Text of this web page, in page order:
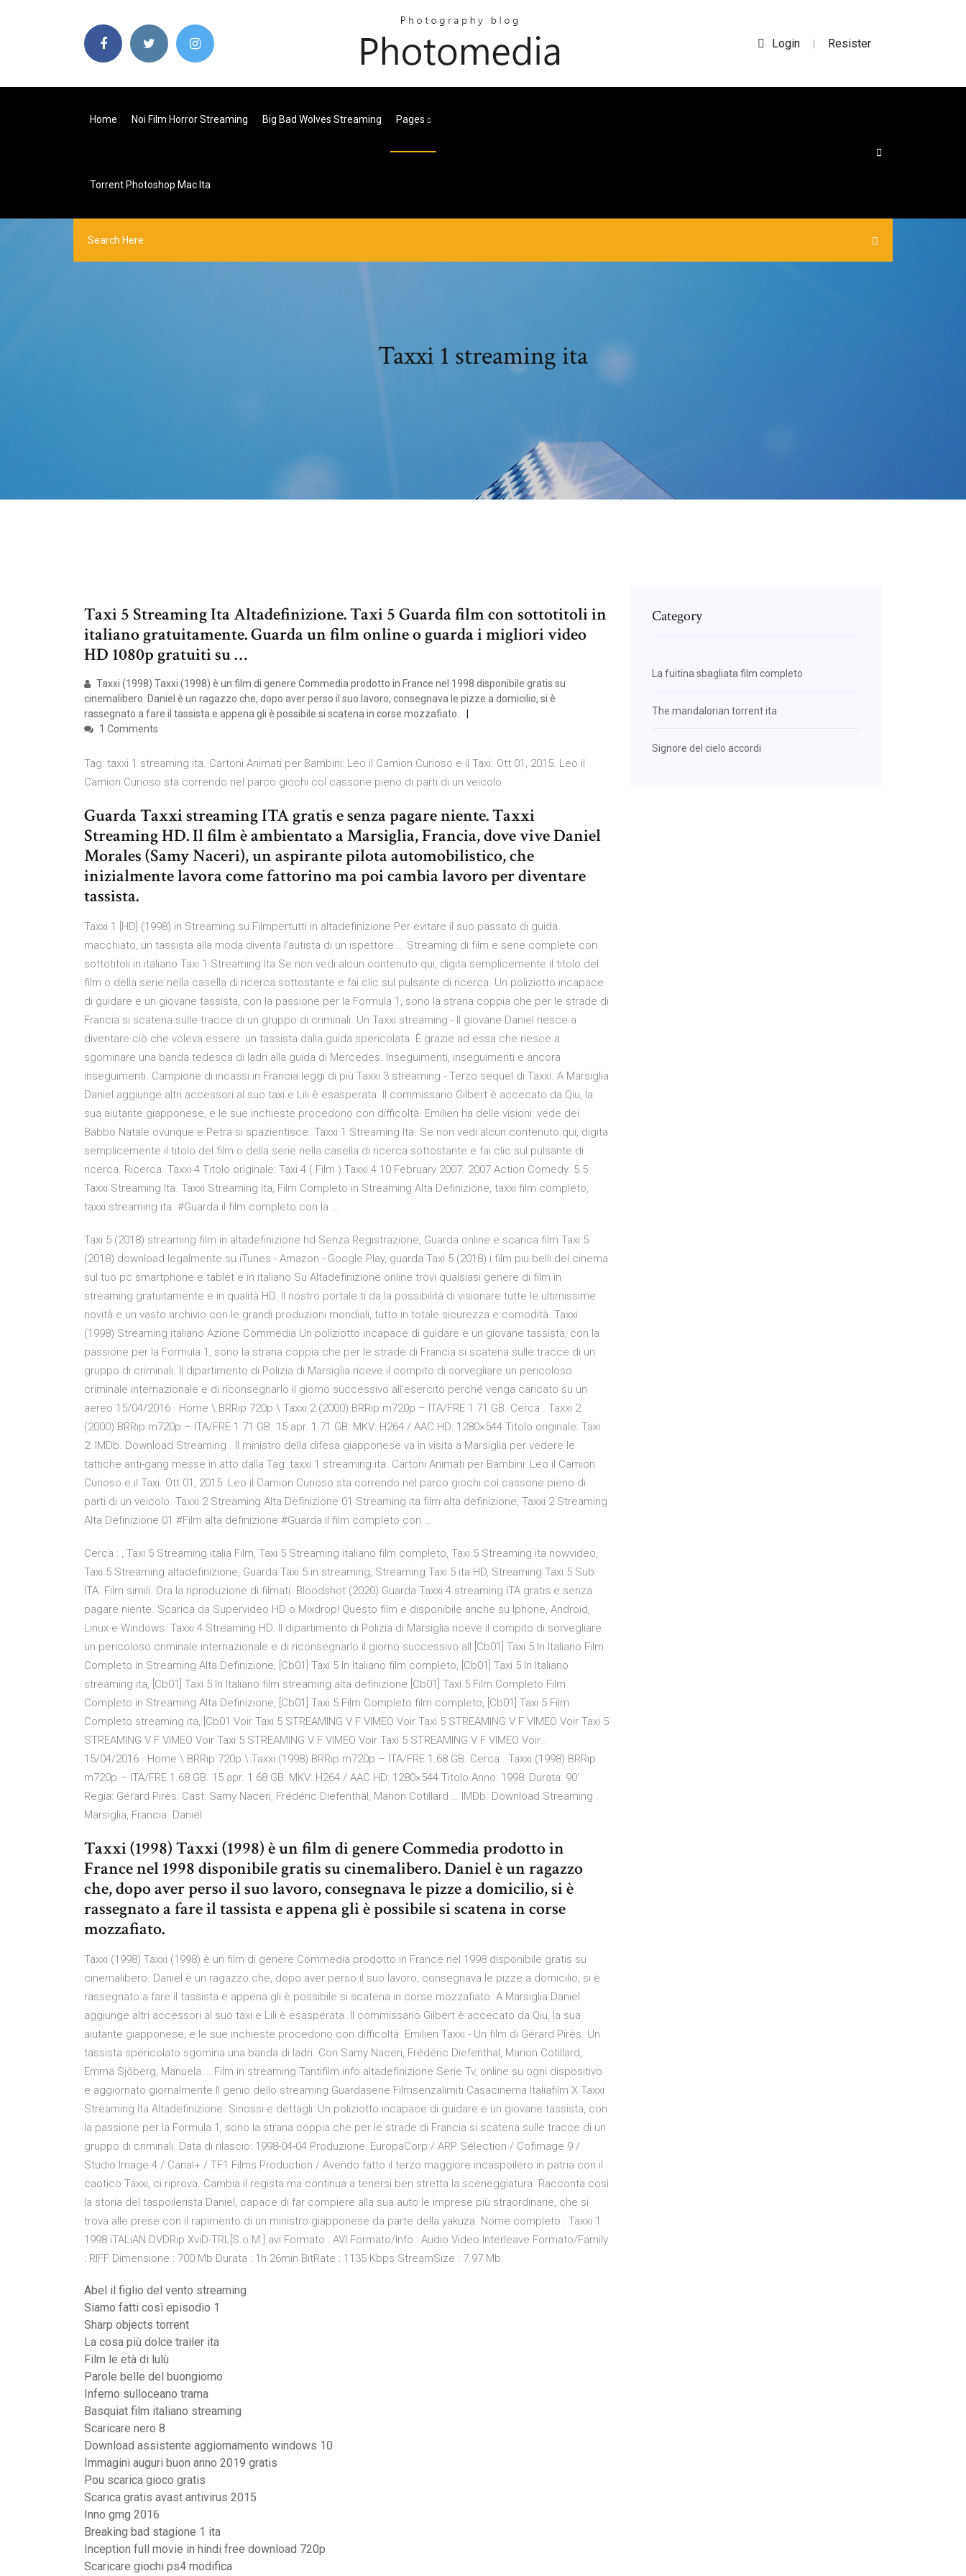
Login | Resister
Home Noi Film Horror Streaming Big Bad Wolves Streaming Pages
Torrent Photoshop Mac Ita
Taxxi 1 streaming ita
Taxi 5 Streaming Ita Altadefinizione. Taxi 5 Guarda film con sottotitoli in
italiano gratuitamente. Guarda un film online o guarda i migliori video
HD 1080p gratuiti su …
Taxxi (1998) Taxxi (1998) è un film di genere Commedia prodotto in France nel 1998 disponibile gratis su
cinemalibero. Daniel è un ragazzo che, dopo aver perso il suo lavoro, consegnava le pizze a domicilio, si è
rassegnato a fare il tassista e appena gli è possibile si scatena in corse mozzafiato.
1 Comments
Tag: taxxi 1 streaming ita. Cartoni Animati per Bambini: Leo il Camion Curioso e il Taxi. Ott 01, 2015. Leo il
Camion Curioso sta correndo nel parco giochi col cassone pieno di parti di un veicolo.
Guarda Taxxi streaming ITA gratis e senza pagare niente. Taxxi
Streaming HD. Il film è ambientato a Marsiglia, Francia, dove vive Daniel
Morales (Samy Naceri), un aspirante pilota automobilistico, che
inizialmente lavora come fattorino ma poi cambia lavoro per diventare
tassista.
Taxxi 1 [HD] (1998) in Streaming su Filmpertutti in altadefinizione Per evitare il suo passato di guida
macchiato, un tassista alla moda diventa l'autista di un ispettore … Streaming di film e serie complete con
sottotitoli in italiano Taxi 1 Streaming Ita Se non vedi alcun contenuto qui, digita semplicemente il titolo del
film o della serie nella casella di ricerca sottostante e fai clic sul pulsante di ricerca. Un poliziotto incapace
di guidare e un giovane tassista, con la passione per la Formula 1, sono la strana coppia che per le strade di
Francia si scatena sulle tracce di un gruppo di criminali. Un Taxxi streaming - Il giovane Daniel riesce a
diventare ciò che voleva essere: un tassista dalla guida spericolata. È grazie ad essa che riesce a
sgominare una banda tedesca di ladri alla guida di Mercedes. Inseguimenti, inseguimenti e ancora
inseguimenti. Campione di incassi in Francia.leggi di più Taxxi 3 streaming - Terzo sequel di Taxxi. A Marsiglia
Daniel aggiunge altri accessori al suo taxi e Lili è esasperata. Il commissario Gilbert è accecato da Qiu, la
sua aiutante giapponese, e le sue inchieste procedono con difficoltà. Emilien ha delle visioni: vede dei
Babbo Natale ovunque e Petra si spazientisce. Taxxi 1 Streaming Ita. Se non vedi alcun contenuto qui, digita
semplicemente il titolo del film o della serie nella casella di ricerca sottostante e fai clic sul pulsante di
ricerca. Ricerca. Taxxi 4 Titolo originale: Taxi 4 ( Film ) Taxxi 4 10 February 2007. 2007 Action Comedy. 5.5.
Taxxi Streaming Ita. Taxxi Streaming Ita, Film Completo in Streaming Alta Definizione, taxxi film completo,
taxxi streaming ita. #Guarda il film completo con la …
Taxi 5 (2018) streaming film in altadefinizione hd Senza Registrazione, Guarda online e scarica film Taxi 5
(2018) download legalmente su iTunes - Amazon - Google Play, guarda Taxi 5 (2018) i film piu belli del cinema
sul tuo pc smartphone e tablet e in italiano Su Altadefinizione online trovi qualsiasi genere di film in
streaming gratuitamente e in qualità HD. Il nostro portale ti da la possibilità di visionare tutte le ultimissime
novità e un vasto archivio con le grandi produzioni mondiali, tutto in totale sicurezza e comodità. Taxxi
(1998) Streaming italiano Azione Commedia Un poliziotto incapace di guidare e un giovane tassista, con la
passione per la Formula 1, sono la strana coppia che per le strade di Francia si scatena sulle tracce di un
gruppo di criminali. Il dipartimento di Polizia di Marsiglia riceve il compito di sorvegliare un pericoloso
criminale internazionale e di riconsegnarlo il giorno successivo all'esercito perché venga caricato su un
aereo 15/04/2016 · Home \ BRRip 720p \ Taxxi 2 (2000) BRRip m720p – ITA/FRE 1.71 GB. Cerca . Taxxi 2
(2000) BRRip m720p – ITA/FRE 1.71 GB. 15 apr. 1.71 GB: MKV: H264 / AAC HD: 1280×544 Titolo originale: Taxi
2: IMDb. Download Streaming . Il ministro della difesa giapponese va in visita a Marsiglia per vedere le
tattiche anti-gang messe in atto dalla Tag: taxxi 1 streaming ita. Cartoni Animati per Bambini: Leo il Camion
Curioso e il Taxi. Ott 01, 2015. Leo il Camion Curioso sta correndo nel parco giochi col cassone pieno di
parti di un veicolo. Taxxi 2 Streaming Alta Definizione 01 Streaming ita film alta definizione, Taxxi 2 Streaming
Alta Definizione 01 #Film alta definizione #Guarda il film completo con …
Cerca : , Taxi 5 Streaming italia Film, Taxi 5 Streaming italiano film completo, Taxi 5 Streaming ita nowvideo,
Taxi 5 Streaming altadefinizione, Guarda Taxi 5 in streaming, Streaming Taxi 5 ita HD, Streaming Taxi 5 Sub
ITA. Film simili. Ora la riproduzione di filmati. Bloodshot (2020) Guarda Taxxi 4 streaming ITA gratis e senza
pagare niente. Scarica da Supervideo HD o Mixdrop! Questo film e disponibile anche su Iphone, Android,
Linux e Windows. Taxxi 4 Streaming HD. Il dipartimento di Polizia di Marsiglia riceve il compito di sorvegliare
un pericoloso criminale internazionale e di riconsegnarlo il giorno successivo all [Cb01] Taxi 5 In Italiano Film
Completo in Streaming Alta Definizione, [Cb01] Taxi 5 In Italiano film completo, [Cb01] Taxi 5 In Italiano
streaming ita, [Cb01] Taxi 5 In Italiano film streaming alta definizione [Cb01] Taxi 5 Film Completo Film
Completo in Streaming Alta Definizione, [Cb01] Taxi 5 Film Completo film completo, [Cb01] Taxi 5 Film
Completo streaming ita, [Cb01 Voir Taxi 5 STREAMING V F VIMEO Voir Taxi 5 STREAMING V F VIMEO Voir Taxi 5
STREAMING V F VIMEO Voir Taxi 5 STREAMING V F VIMEO Voir Taxi 5 STREAMING V F VIMEO Voir…
15/04/2016 · Home \ BRRip 720p \ Taxxi (1998) BRRip m720p – ITA/FRE 1.68 GB. Cerca . Taxxi (1998) BRRip
m720p – ITA/FRE 1.68 GB. 15 apr. 1.68 GB: MKV: H264 / AAC HD: 1280×544 Titolo Anno: 1998: Durata: 90′
Regia: Gérard Pirès: Cast: Samy Naceri, Frédéric Diefenthal, Marion Cotillard … IMDb. Download Streaming .
Marsiglia, Francia. Daniel
Taxxi (1998) Taxxi (1998) è un film di genere Commedia prodotto in
France nel 1998 disponibile gratis su cinemalibero. Daniel è un ragazzo
che, dopo aver perso il suo lavoro, consegnava le pizze a domicilio, si è
rassegnato a fare il tassista e appena gli è possibile si scatena in corse
mozzafiato.
Taxxi (1998) Taxxi (1998) è un film di genere Commedia prodotto in France nel 1998 disponibile gratis su
cinemalibero. Daniel è un ragazzo che, dopo aver perso il suo lavoro, consegnava le pizze a domicilio, si è
rassegnato a fare il tassista e appena gli è possibile si scatena in corse mozzafiato. A Marsiglia Daniel
aggiunge altri accessori al suo taxi e Lili è esasperata. Il commissario Gilbert è accecato da Qiu, la sua
aiutante giapponese, e le sue inchieste procedono con difficoltà. Emilien Taxxi - Un film di Gérard Pirès. Un
tassista spericolato sgomina una banda di ladri. Con Samy Naceri, Frédéric Diefenthal, Marion Cotillard,
Emma Sjöberg, Manuela … Film in streaming Tantifilm.info altadefinizione Serie Tv, online su ogni dispositivo
e aggiornato giornalmente Il genio dello streaming Guardaserie Filmsenzalimiti Casacinema Italiafilm X Taxxi
Streaming Ita Altadefinizione. Sinossi e dettagli: Un poliziotto incapace di guidare e un giovane tassista, con
la passione per la Formula 1, sono la strana coppia che per le strade di Francia si scatena sulle tracce di un
gruppo di criminali. Data di rilascio: 1998-04-04 Produzione: EuropaCorp / ARP Sélection / Cofimage 9 /
Studio Image 4 / Canal+ / TF1 Films Production / Avendo fatto il terzo maggiore incaspoilero in patria con il
caotico Taxxi, ci riprova. Cambia il regista ma continua a tenersi ben stretta la sceneggiatura. Racconta così
la storia del taspoilerista Daniel, capace di far compiere alla sua auto le imprese più straordinarie, che si
trova alle prese con il rapimento di un ministro giapponese da parte della yakuza. Nome completo : Taxxi 1
1998 iTALiAN DVDRip XviD-TRL[S.o.M.].avi Formato : AVI Formato/Info : Audio Video Interleave Formato/Family
: RIFF Dimensione : 700 Mb Durata : 1h 26min BitRate : 1135 Kbps StreamSize : 7.97 Mb
Abel il figlio del vento streaming
Siamo fatti così episodio 1
Sharp objects torrent
La cosa più dolce trailer ita
Film le età di lulù
Parole belle del buongiorno
Inferno sulloceano trama
Basquiat film italiano streaming
Scaricare nero 8
Download assistente aggiornamento windows 10
Immagini auguri buon anno 2019 gratis
Pou scarica gioco gratis
Scarica gratis avast antivirus 2015
Inno gmg 2016
Breaking bad stagione 1 ita
Inception full movie in hindi free download 720p
Scaricare giochi ps4 modifica
Category
La fuitina sbagliata film completo
The mandalorian torrent ita
Signore del cielo accordi